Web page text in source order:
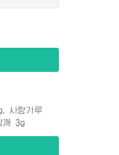
사탕가루
깨 3g